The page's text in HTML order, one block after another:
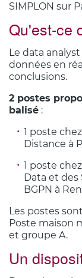
SIMPLON sur
Qu'est-ce
Le data
données en
conclusions.
2 postes
balisé :
1 poste
Distance à
1 poste
Data et
BGPN à
Les postes
Poste maison
et groupe A.
Un